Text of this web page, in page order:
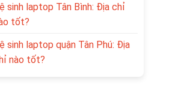
sinh laptop Tân Bình: Địa chỉ
tốt?
sinh laptop quận Tân Phú: Địa
nào tốt?